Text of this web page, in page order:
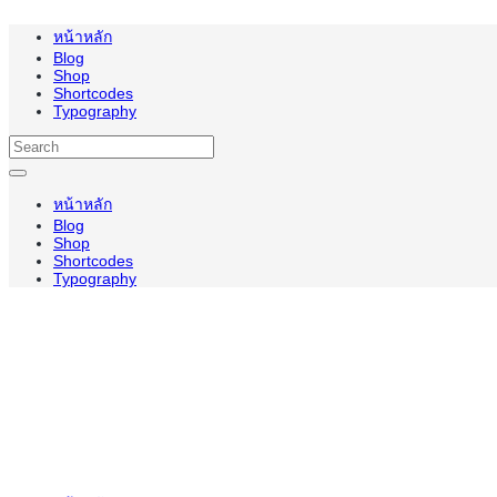
หน้าหลัก
Blog
Shop
Shortcodes
Typography
หน้าหลัก
Blog
Shop
Shortcodes
Typography